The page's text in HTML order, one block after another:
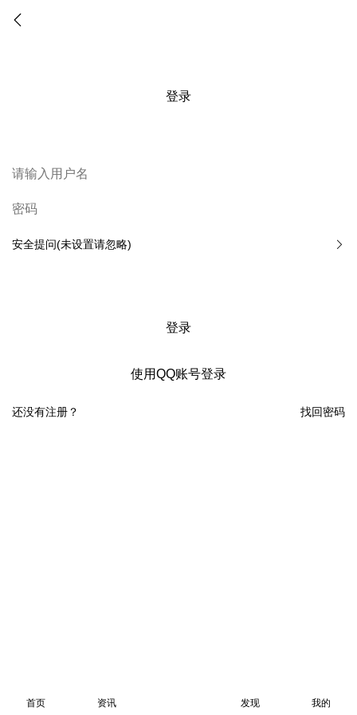
登录
安全提问(未设置请忽略)
登录
使用QQ账号登录
找回密码
还没有注册？
首页 资讯 发现 我的